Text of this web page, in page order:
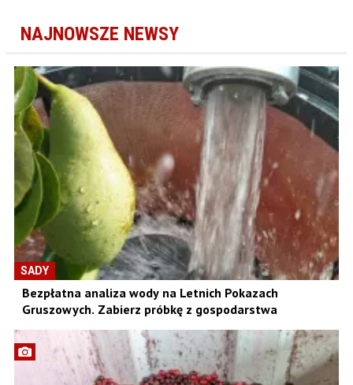
NAJNOWSZE NEWSY
SADY
Bezpłatna analiza wody na Letnich Pokazach
Gruszowych. Zabierz próbkę z gospodarstwa